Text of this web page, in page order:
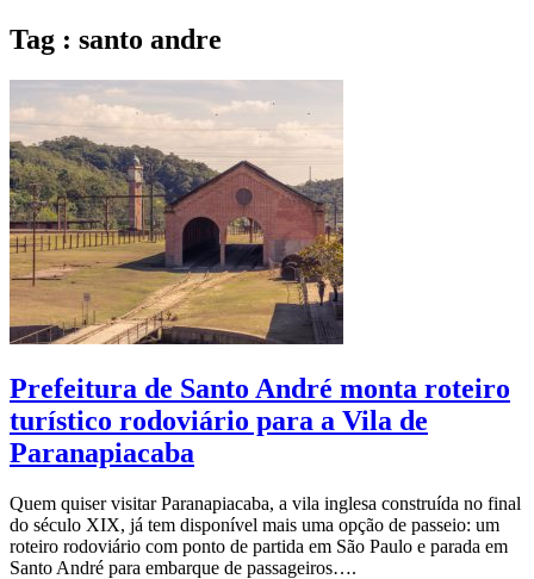
Tag : santo andre
Prefeitura de Santo André monta roteiro
turístico rodoviário para a Vila de
Paranapiacaba
Quem quiser visitar Paranapiacaba, a vila inglesa construída no final
do século XIX, já tem disponível mais uma opção de passeio: um
roteiro rodoviário com ponto de partida em São Paulo e parada em
Santo André para embarque de passageiros….